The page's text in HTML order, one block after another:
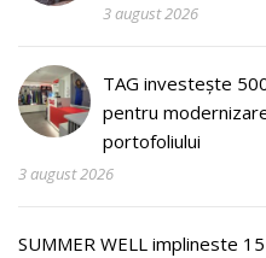
3 august 2026
TAG investește
pentru
portofoliului
3 august 2026
SUMMER WELL implineste